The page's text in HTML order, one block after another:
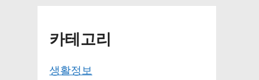
카테고리
생활정보